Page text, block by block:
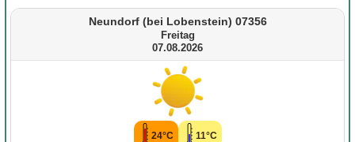
Neundorf (bei Lobenstein) 07356
Freitag
07.08.2026
24°C 11°C